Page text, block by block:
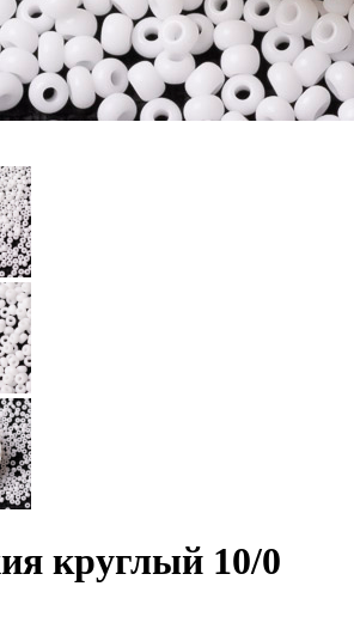
круглый 10/0